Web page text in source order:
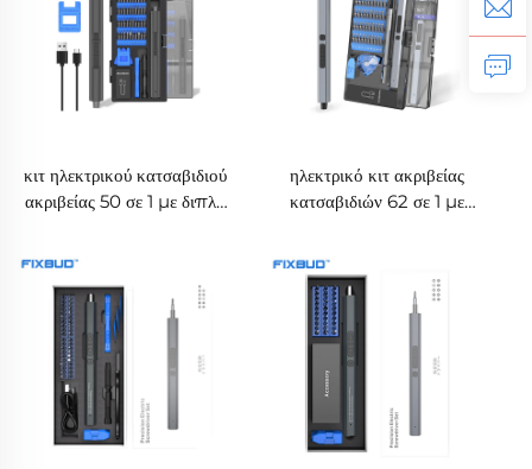
κιτ ηλεκτρικού κατσαβιδιού
ακριβείας 50 σε 1 με διπλή
ηλεκτρικό κιτ ακριβείας
κατσαβιδιών 62 σε 1 με